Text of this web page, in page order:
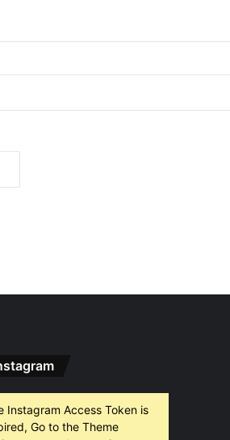
Instagram Access Token is
Go to the Theme